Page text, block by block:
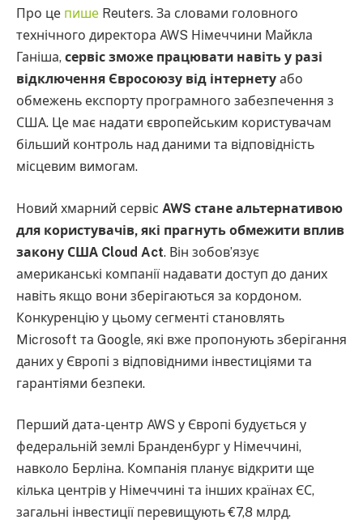
Про це пише Reuters. За словами головного
технічного директора AWS Німеччини Майкла
Ганіша, сервіс зможе працювати навіть у разі
відключення Євросоюзу від інтернету або
обмежень експорту програмного забезпечення з
США. Це має надати європейським користувачам
більший контроль над даними та відповідність
місцевим вимогам.
Новий хмарний сервіс AWS стане альтернативою
для користувачів, які прагнуть обмежити вплив
закону США Cloud Act. Він зобов’язує
американські компанії надавати доступ до даних
навіть якщо вони зберігаються за кордоном.
Конкуренцію у цьому сегменті становлять
Microsoft та Google, які вже пропонують зберігання
даних у Європі з відповідними інвестиціями та
гарантіями безпеки.
Перший дата-центр AWS у Європі будується у
федеральній землі Бранденбург у Німеччині,
навколо Берліна. Компанія планує відкрити ще
кілька центрів у Німеччині та інших країнах ЄС,
загальні інвестиції перевищують €7,8 млрд.